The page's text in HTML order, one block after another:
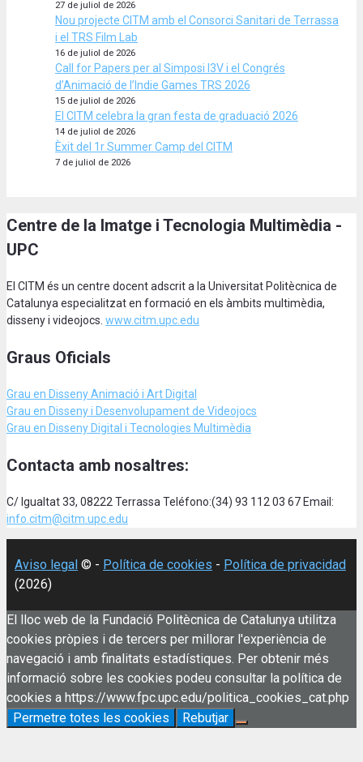
27 de juliol de 2026
Nou projecte CITM amb el Consorci Sanitari de Terrassa
i el TRS Film Lab
16 de juliol de 2026
Call for Papers per al Simposi I3V i el Congrés
d’Animació de l’Indie Games TRS 2026
15 de juliol de 2026
El CITM celebra la gran festa de graduació 2026
14 de juliol de 2026
Èxit del 1r Summer Camp del CITM
7 de juliol de 2026
Centre de la Imatge i Tecnologia Multimèdia -
UPC
El CITM és un centre docent adscrit a la Universitat Politècnica de
Catalunya especialitzat en formació en els àmbits multimèdia,
disseny i videojocs. www.citm.upc.edu
Graus Oficials
Grau en Disseny Animació i Art Digital
Grau en Disseny i Desenvolupament de Videojocs
Grau en Disseny Digital i Tecnologies Multimèdia
Contacta amb nosaltres:
C/ Igualtat 33, 08222 Terrassa Teléfono:(34) 93 112 03 67 Email:
info.citm@citm.upc.edu
Aviso legal © - Política de cookies - Política de privacidad
(2026)
El lloc web de la Fundació Politècnica de Catalunya utilitza
cookies pròpies i de tercers per millorar l'experiència de
navegació i amb finalitats estadístiques. Per obtenir més
informació sobre les cookies podeu consultar la política de
cookies a https://www.fpc.upc.edu/politica_cookies_cat.php
Permetre totes les cookies
Rebutjar